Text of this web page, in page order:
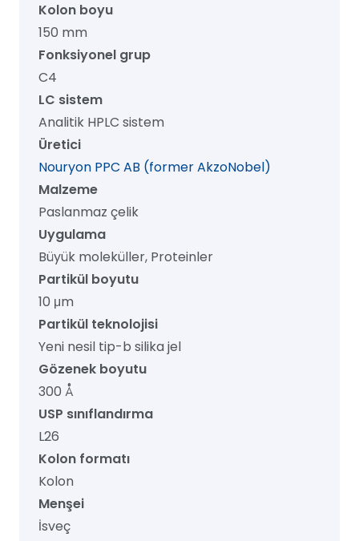
µm,
mm
mm,
1/pk
adet
Kolon boyu
150 mm
Fonksiyonel grup
C4
LC sistem
Analitik HPLC sistem
Üretici
Nouryon PPC AB (former AkzoNobel)
Malzeme
Paslanmaz çelik
Uygulama
Büyük moleküller, Proteinler
Partikül boyutu
10 μm
Partikül teknolojisi
Yeni nesil tip-b silika jel
Gözenek boyutu
300 Å
USP sınıflandırma
L26
Kolon formatı
Kolon
Menşei
İsveç